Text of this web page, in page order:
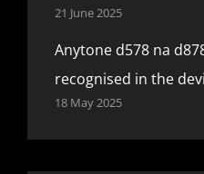
21 June 2025
Anytone d578 na
recognised in the
18 May 2025